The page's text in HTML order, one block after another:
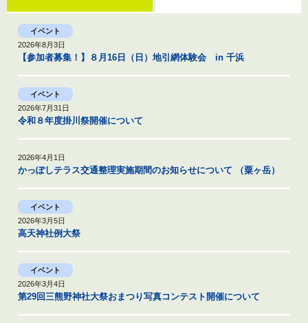
イベント
2026年8月3日
【参加者募集！】８月16日（日）地引網体験会 in 千浜
イベント
2026年7月31日
令和８年度掛川祭開催について
2026年4月1日
かっぽしテラス交通整理実施期間のお知らせについて （粟ヶ岳）
イベント
2026年3月5日
高天神社例大祭
イベント
2026年3月4日
第29回三熊野神社大祭おまつり写真コンテスト開催について